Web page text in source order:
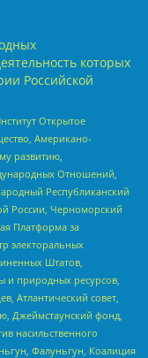
которых
Российской
Открытое
Американо-
развитию,
Отношений,
Республиканский
России, Черноморский
Платформа за
электоральных
Штатов,
и природных ресурсов,
Атлантический совет,
Джеймстаунский фонд,
насильственного
Фалуньгун, Коалиция